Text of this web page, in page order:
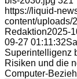
https://liquid-
content/uploads/
Redaktion2025-
09-27 01:11:32
Superintelligenz
Risiken und die
Computer-